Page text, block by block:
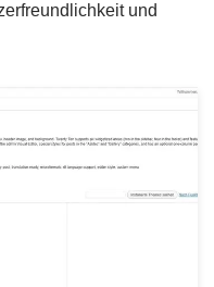
und